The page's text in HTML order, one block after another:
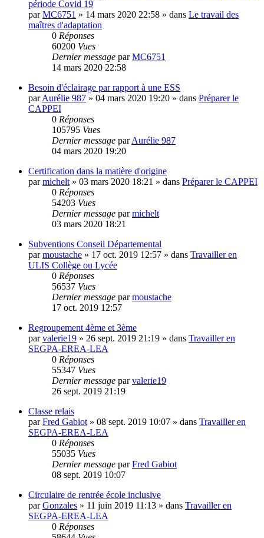
période Covid 19
parMC6751 » 14 mars 2020 22:58 » dans Le travail des
maîtres d'adaptation
0 Réponses
60200 Vues
Dernier message parMC6751
14 mars 2020 22:58
Besoin d'éclairage par rapport à une ESS
parAurélie 987 » 04 mars 2020 19:20 » dans Préparer le
CAPPEI
0 Réponses
105795 Vues
Dernier message parAurélie 987
04 mars 2020 19:20
Certification dans la matière d'origine
parmichelt » 03 mars 2020 18:21 » dans Préparer le CAPPEI
0 Réponses
54203 Vues
Dernier message parmichelt
03 mars 2020 18:21
Subventions Conseil Départemental
parmoustache » 17 oct. 2019 12:57 » dans Travailler en
ULIS Collège ou Lycée
0 Réponses
56537 Vues
Dernier message parmoustache
17 oct. 2019 12:57
Regroupement 4ème et 3ème
parvalerie19 » 26 sept. 2019 21:19 » dans Travailler en
SEGPA-EREA-LEA
0 Réponses
55347 Vues
Dernier message parvalerie19
26 sept. 2019 21:19
Classe relais
parFred Gabiot » 08 sept. 2019 10:07 » dans Travailler en
SEGPA-EREA-LEA
0 Réponses
55035 Vues
Dernier message parFred Gabiot
08 sept. 2019 10:07
Circulaire de rentrée école inclusive
parGonzales » 11 juin 2019 11:13 » dans Travailler en
SEGPA-EREA-LEA
0 Réponses